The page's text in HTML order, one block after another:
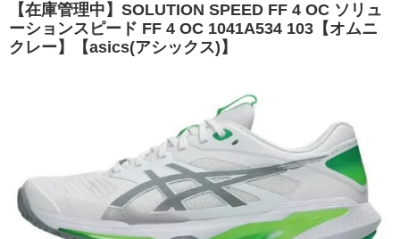
【在庫管理中】SOLUTION SPEED FF 4 OC ソリュ
ーションスピード FF 4 OC 1041A534 103【オムニ
クレー】【asics(アシックス)】